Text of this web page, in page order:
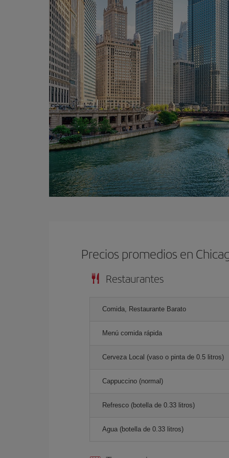
Precios promedios en
Restaurantes
Comida, Restaurante Barato
Menú comida rápida
Cerveza Local (vaso o pinta de 0.5 litros)
Cappuccino (normal)
Refresco (botella de 0.33 litros)
Agua (botella de 0.33 litros)